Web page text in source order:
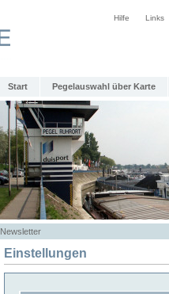
Hilfe Links
Start Pegelauswahl über Karte
Newsletter
Einstellungen